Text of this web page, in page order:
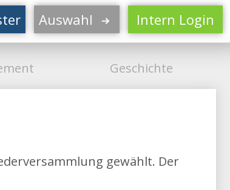
Auswahl Intern Login
Geschichte
gewählt. Der